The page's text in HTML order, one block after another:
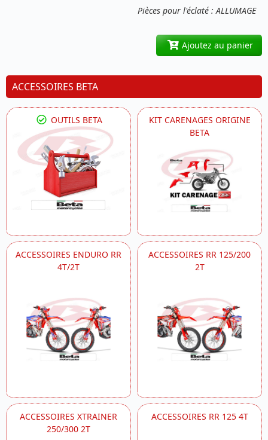
Pièces pour l'éclaté : ALLUMAGE
Ajoutez au panier
ACCESSOIRES BETA
OUTILS BETA
KIT CARENAGES ORIGINE
BETA
ACCESSOIRES ENDURO RR
4T/2T
ACCESSOIRES RR 125/200
2T
ACCESSOIRES XTRAINER
250/300 2T
ACCESSOIRES RR 125 4T